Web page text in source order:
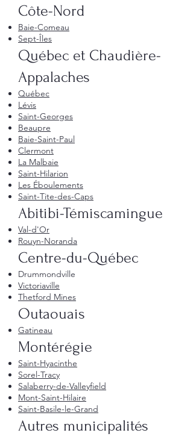
Côte-Nord
Baie-Comeau
Sept-Îles
Québec et Chaudière-
Appalaches
Québec
Lévis
Saint-Georges
Beaupre
Baie-Saint-Paul
Clermont
La Malbaie
Saint-Hilarion
Les Éboulements
Saint-Tite-des-Caps
Abitibi-Témiscamingue
Val-d'Or
Rouyn-Noranda
Centre-du-Québec
Drummondville
Victoriaville
Thetford Mines
Outaouais
Gatineau
Montérégie
Saint-Hyacinthe
Sorel-Tracy
Salaberry-de-Valleyfield
Mont-Saint-Hilaire
Saint-Basile-le-Grand
Autres municipalités